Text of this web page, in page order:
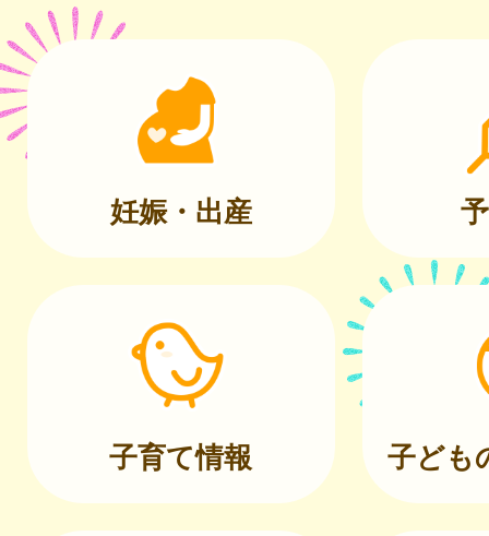
妊娠・出産
子育て情報 子ども